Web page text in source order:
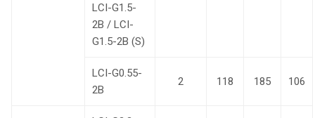
LCI-G1.5-
2B / LCI-
G1.5-2B (S)
LCI-G0.55-
2B
2 118 185 106